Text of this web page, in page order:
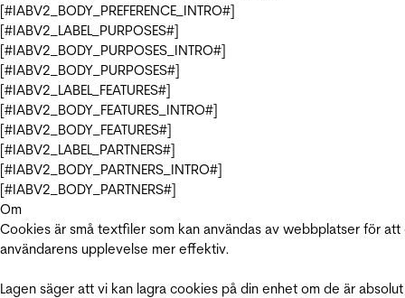
[#IABV2_BODY_PREFERENCE_INTRO#]
[#IABV2_LABEL_PURPOSES#]
[#IABV2_BODY_PURPOSES_INTRO#]
[#IABV2_BODY_PURPOSES#]
[#IABV2_LABEL_FEATURES#]
[#IABV2_BODY_FEATURES_INTRO#]
[#IABV2_BODY_FEATURES#]
[#IABV2_LABEL_PARTNERS#]
[#IABV2_BODY_PARTNERS_INTRO#]
[#IABV2_BODY_PARTNERS#]
Om
Cookies är små textfiler som kan användas av webbplatser för att
användarens upplevelse mer effektiv.
Lagen säger att vi kan lagra cookies på din enhet om de är absolut